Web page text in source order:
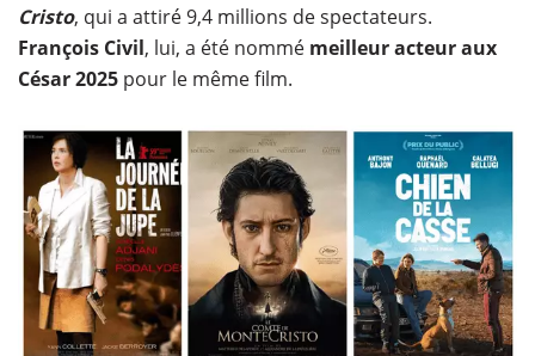
Cristo, qui a attiré 9,4 millions de spectateurs.
François Civil, lui, a été nommé meilleur acteur aux
César 2025 pour le même film.